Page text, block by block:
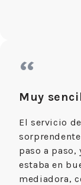
“
Muy
El servicio
paso a
estaba en
mediadora,